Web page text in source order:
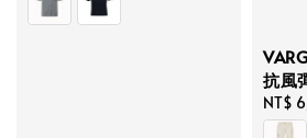
抗風
Sale
price
NT$